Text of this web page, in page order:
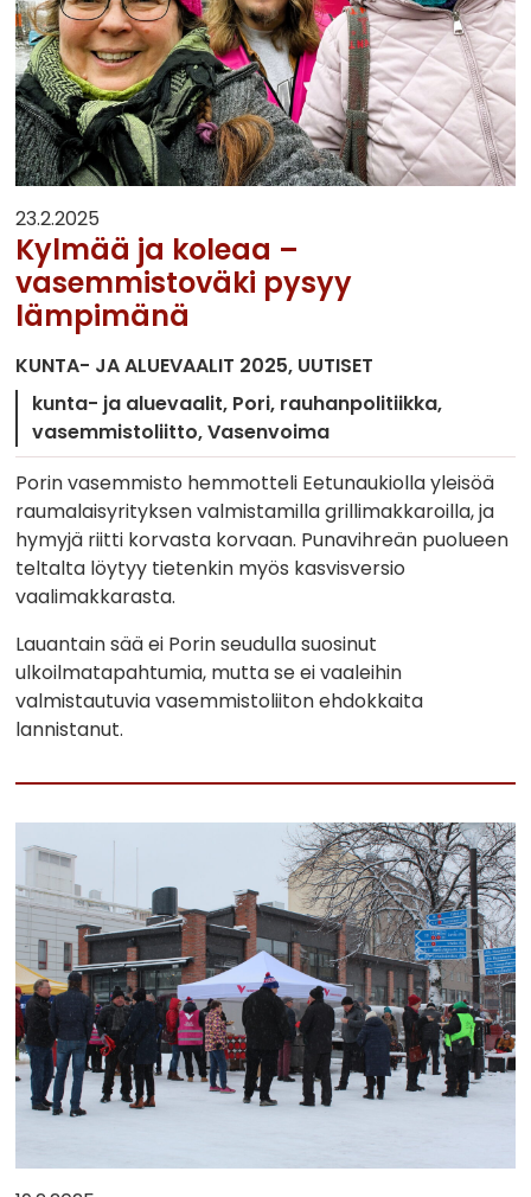
23.2.2025
Kylmää ja koleaa –
vasemmistoväki pysyy
lämpimänä
KUNTA- JA ALUEVAALIT 2025 UUTISET
kunta- ja aluevaalit Pori rauhanpolitiikka
vasemmistoliitto Vasenvoima
Porin vasemmisto hemmotteli Eetunaukiolla yleisöä
raumalaisyrityksen valmistamilla grillimakkaroilla, ja
hymyjä riitti korvasta korvaan. Punavihreän puolueen
teltalta löytyy tietenkin myös kasvisversio
vaalimakkarasta.
Lauantain sää ei Porin seudulla suosinut
ulkoilmatapahtumia, mutta se ei vaaleihin
valmistautuvia vasemmistoliiton ehdokkaita
lannistanut.